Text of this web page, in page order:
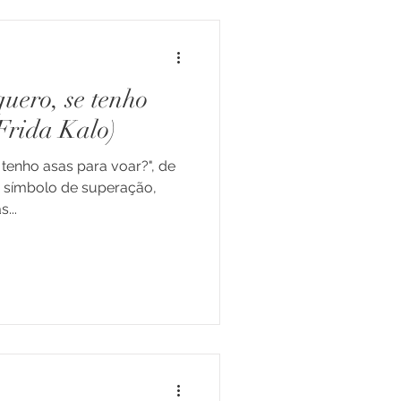
se tenho
Kalo)
asas para voar?", de
de superação,